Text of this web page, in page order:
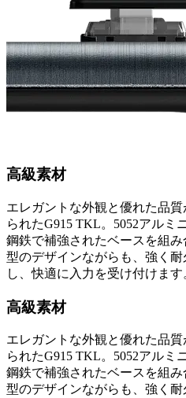
高級素材
エレガントな外観と優れた品
られたG915 TKL。5052アルミ
鋼鉄で補強されたベースを組
型のデザインながらも、強く
し、快適に入力を受け付けます
高級素材
エレガントな外観と優れた品
られたG915 TKL。5052アルミ
鋼鉄で補強されたベースを組
型のデザインながらも、強く